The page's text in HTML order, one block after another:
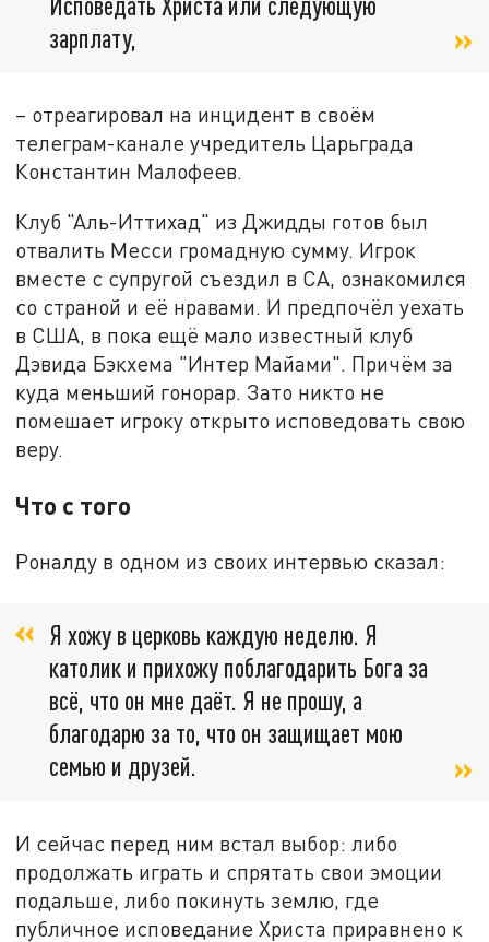
зарплату,
– отреагировал на инцидент в своём
телеграм-канале учредитель Царьграда
Константин Малофеев.
Клуб "Аль-Иттихад" из Джидды готов был
отвалить Месси громадную сумму. Игрок
вместе с супругой съездил в СА, ознакомился
со страной и её нравами. И предпочёл уехать
в США, в пока ещё мало известный клуб
Дэвида Бэкхема "Интер Майами". Причём за
куда меньший гонорар. Зато никто не
помешает игроку открыто исповедовать свою
веру.
Что с того
Роналду в одном из своих интервью сказал:
Я хожу в церковь каждую неделю. Я
католик и прихожу поблагодарить Бога за
всё, что он мне даёт. Я не прошу, а
благодарю за то, что он защищает мою
семью и друзей.
И сейчас перед ним встал выбор: либо
продолжать играть и спрятать свои эмоции
подальше, либо покинуть землю, где
публичное исповедание Христа приравнено к